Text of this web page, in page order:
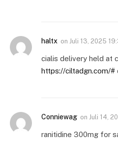
haltx on Juli 13, 2025
cialis delivery held at
https://ciltadgn.com/#
Conniewag on Juli 14,
ranitidine 300mg for